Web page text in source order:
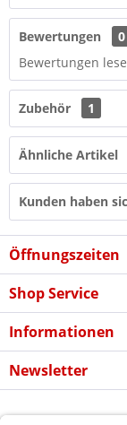
Bewertungen
0
Bewertungen
Zubehör 1
Ähnliche Artikel
Kunden haben
Öffnungszeiten
Shop Service
Informationen
Newsletter
* Alle Preise inkl.